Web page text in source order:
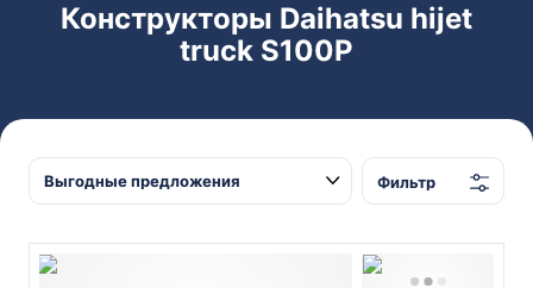
Конструкторы Daihatsu hijet
truck S100P
Фильтр